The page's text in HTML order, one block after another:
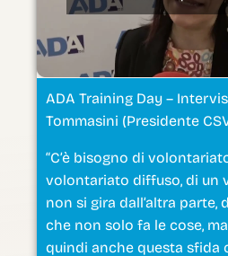
ADA Training Day –
Tommasini (Presidente
“C’è bisogno di
volontariato diffuso, di un
non si gira dall’altra parte,
che non solo fa le cose,
quindi anche questa sfida